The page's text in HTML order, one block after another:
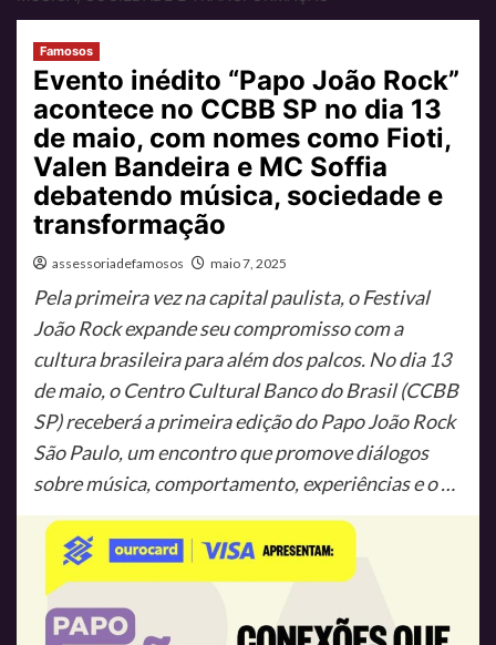
Famosos
Evento inédito “Papo João Rock”
acontece no CCBB SP no dia 13
de maio, com nomes como Fioti,
Valen Bandeira e MC Soffia
debatendo música, sociedade e
transformação
assessoriadefamosos maio 7, 2025
Pela primeira vez na capital paulista, o Festival
João Rock expande seu compromisso com a
cultura brasileira para além dos palcos. No dia 13
de maio, o Centro Cultural Banco do Brasil (CCBB
SP) receberá a primeira edição do Papo João Rock
São Paulo, um encontro que promove diálogos
sobre música, comportamento, experiências e o …